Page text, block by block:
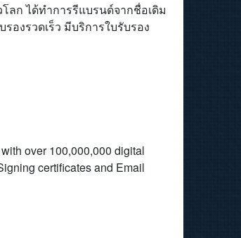
ลก ได้ทำการรีแบรนด์จากชื่อเดิม
องรวดเร็ว มีบริการใบรับรอง
over 100,000,000 digital
certificates and Email